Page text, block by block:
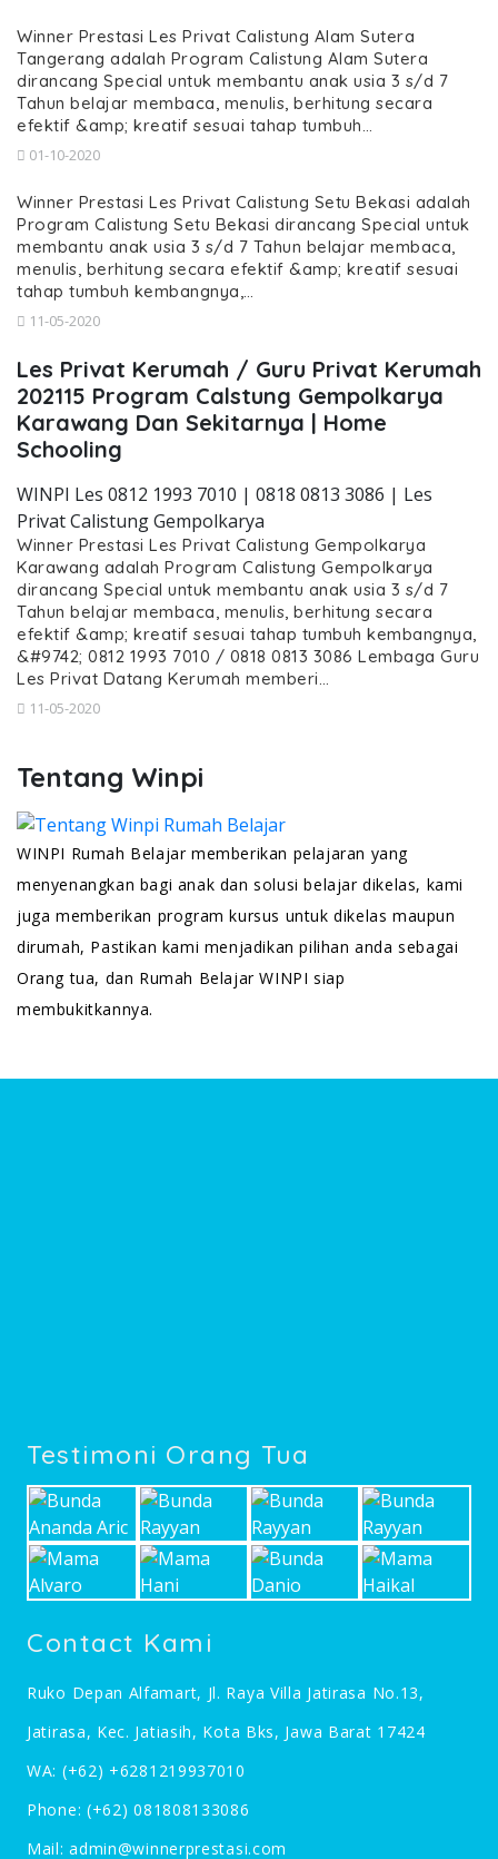
Winner Prestasi Les Privat Calistung Alam Sutera
Tangerang adalah Program Calistung Alam Sutera
dirancang Special untuk membantu anak usia 3 s/d 7
Tahun belajar membaca, menulis, berhitung secara
efektif &amp; kreatif sesuai tahap tumbuh…
01-10-2020
Winner Prestasi Les Privat Calistung Setu Bekasi adalah
Program Calistung Setu Bekasi dirancang Special untuk
membantu anak usia 3 s/d 7 Tahun belajar membaca,
menulis, berhitung secara efektif &amp; kreatif sesuai
tahap tumbuh kembangnya,…
11-05-2020
Les Privat Kerumah / Guru Privat Kerumah
202115 Program Calstung Gempolkarya
Karawang Dan Sekitarnya | Home
Schooling
WINPI Les 0812 1993 7010 | 0818 0813 3086 | Les
Privat Calistung Gempolkarya
Winner Prestasi Les Privat Calistung Gempolkarya
Karawang adalah Program Calistung Gempolkarya
dirancang Special untuk membantu anak usia 3 s/d 7
Tahun belajar membaca, menulis, berhitung secara
efektif &amp; kreatif sesuai tahap tumbuh kembangnya,
&#9742; 0812 1993 7010 / 0818 0813 3086 Lembaga Guru
Les Privat Datang Kerumah memberi…
11-05-2020
Tentang Winpi
WINPI Rumah Belajar memberikan pelajaran yang
menyenangkan bagi anak dan solusi belajar dikelas, kami
juga memberikan program kursus untuk dikelas maupun
dirumah, Pastikan kami menjadikan pilihan anda sebagai
Orang tua, dan Rumah Belajar WINPI siap
membukitkannya.
Testimoni Orang Tua
Contact Kami
Ruko Depan Alfamart, Jl. Raya Villa Jatirasa No.13,
Jatirasa, Kec. Jatiasih, Kota Bks, Jawa Barat 17424
WA: (+62) +6281219937010
Phone: (+62) 081808133086
Mail:admin@winnerprestasi.com